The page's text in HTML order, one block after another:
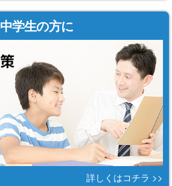
中学生の方に
詳しくはコチラ >>